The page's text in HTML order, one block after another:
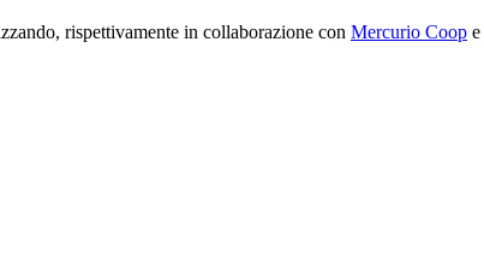
rispettivamente in collaborazione con Mercurio Coop e